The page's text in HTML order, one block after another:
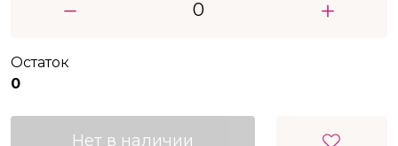
Остаток
0
Нет в наличии